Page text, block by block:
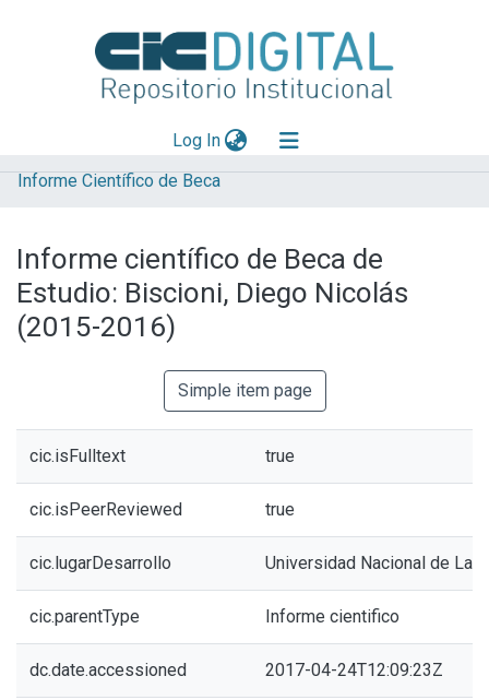
Log In(current)
Explorar
Aportar material
Statistics
Informe Científico de Beca
Informe científico de Beca de
Estudio: Biscioni, Diego Nicolás
(2015-2016)
Simple item page
cic.isFulltext true
cic.isPeerReviewed true
cic.lugarDesarrollo Universidad Nacional de La
cic.parentType Informe cientifico
dc.date.accessioned 2017-04-24T12:09:23Z